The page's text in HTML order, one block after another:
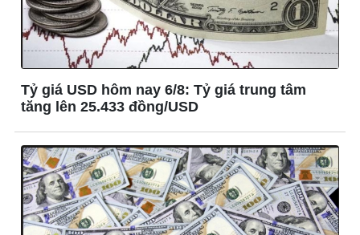
Tỷ giá USD hôm nay 6/8: Tỷ giá trung tâm
tăng lên 25.433 đồng/USD